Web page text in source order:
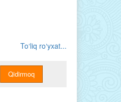
To‘liq ro‘yxat...